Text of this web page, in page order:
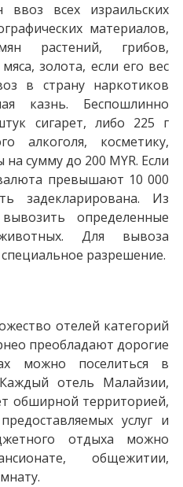
всех израильских
материалов,
растений, грибов,
золота, если его вес
в страну наркотиков
казнь. Беспошлинно
сигарет, либо 225 г
алкоголя, косметику,
сумму до 200 MYR. Если
превышают 10 000
задекларирована. Из
определенные
Для вывоза
разрешение.
отелей категорий
преобладают дорогие
можно поселиться в
отель Малайзии,
обширной территорией,
услуг и
отдыха можно
общежитии,